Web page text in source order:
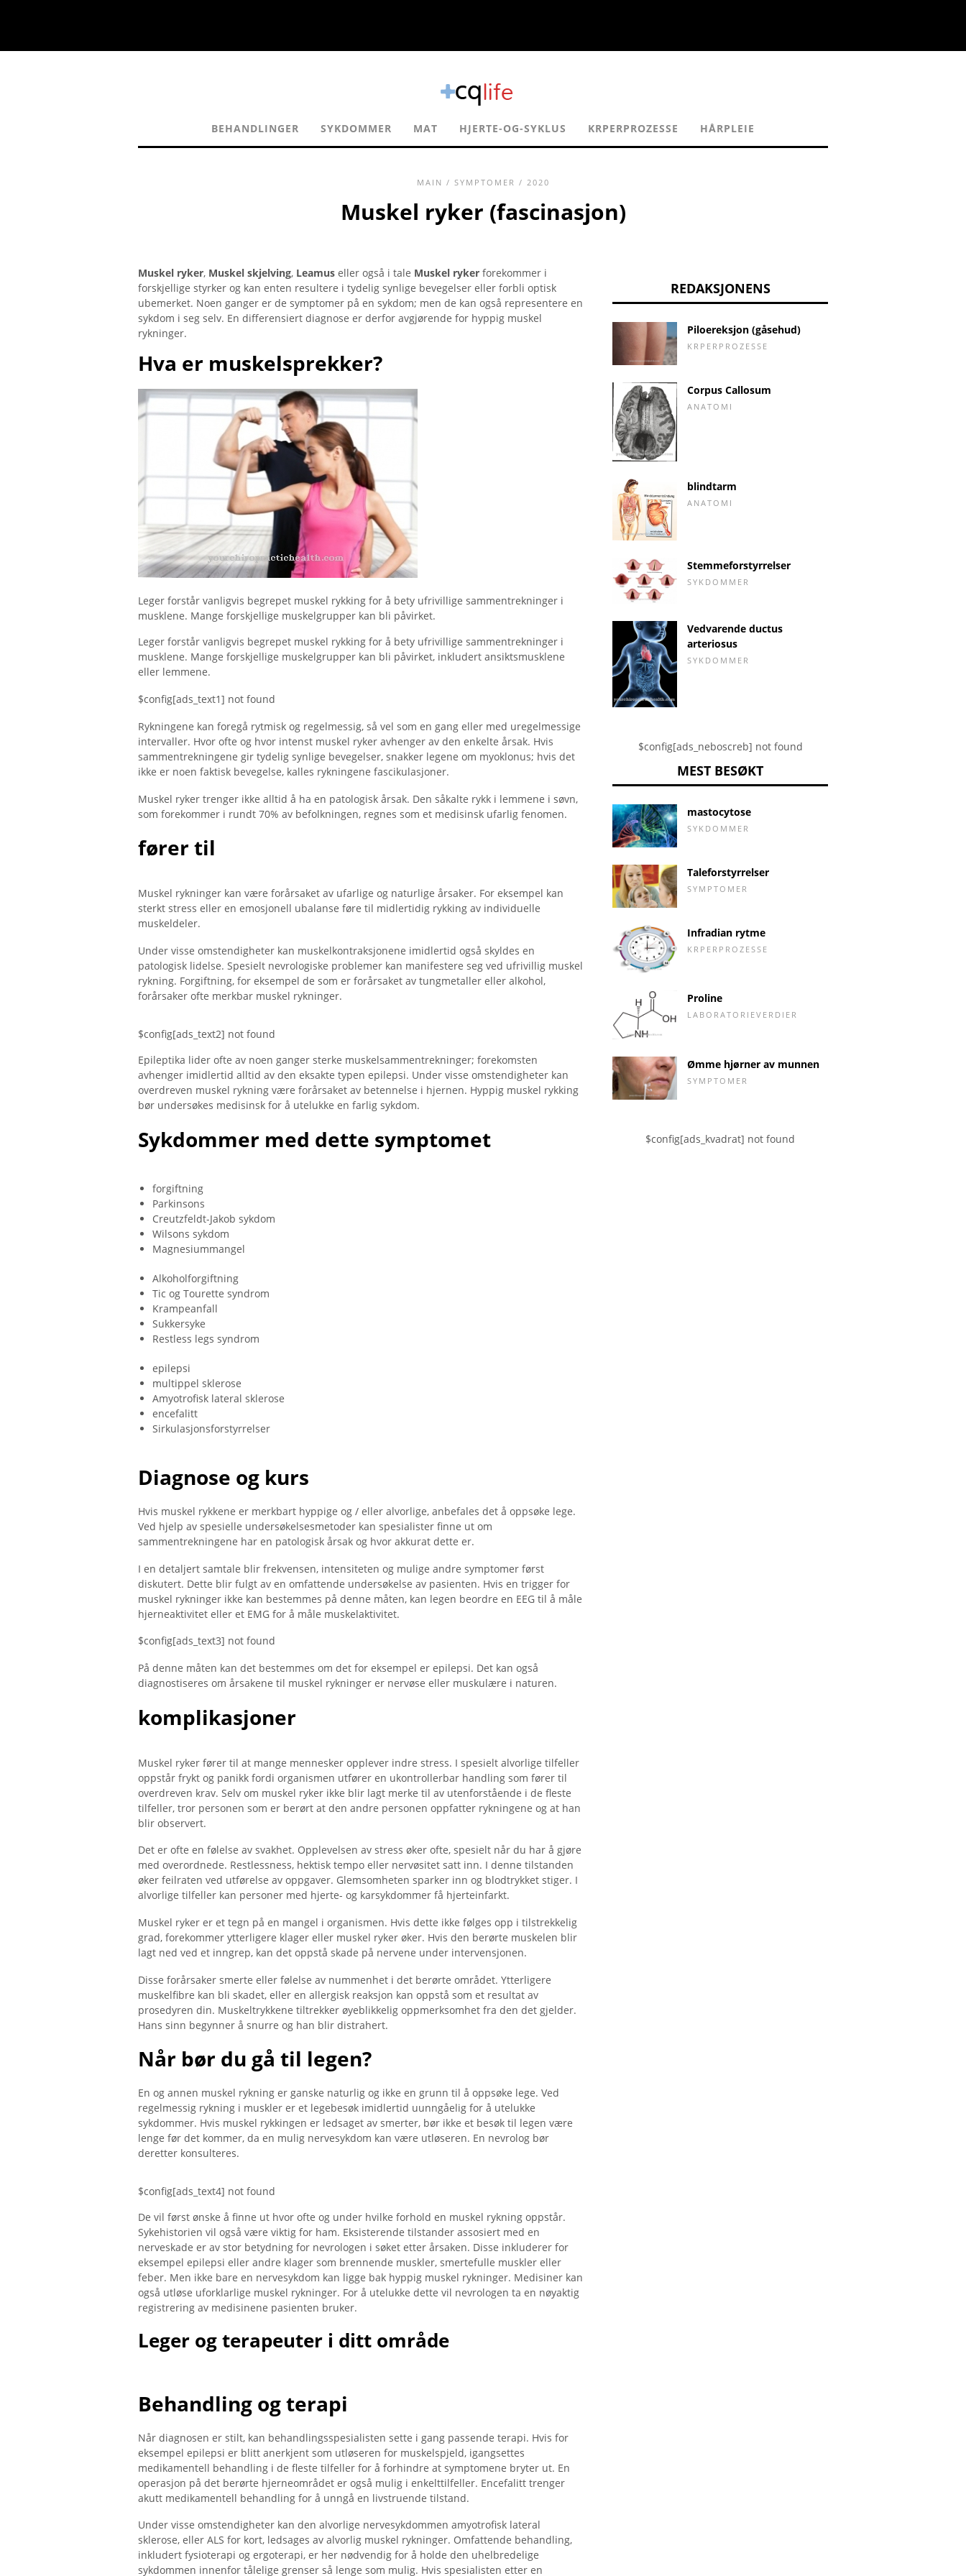
BEHANDLINGER SYKDOMMER MAT HJERTE-OG-SYKLUS KRPERPROZESSE HÅRPLEIE
MAIN / SYMPTOMER / 2020
Muskel ryker (fascinasjon)
Muskel ryker, Muskel skjelving, Leamus eller også i tale Muskel ryker forekommer i
forskjellige styrker og kan enten resultere i tydelig synlige bevegelser eller forbli optisk
ubemerket. Noen ganger er de symptomer på en sykdom; men de kan også representere en
sykdom i seg selv. En differensiert diagnose er derfor avgjørende for hyppig muskel
rykninger.
Hva er muskelsprekker?
Leger forstår vanligvis begrepet muskel rykking for å bety ufrivillige sammentrekninger i
musklene. Mange forskjellige muskelgrupper kan bli påvirket.
Leger forstår vanligvis begrepet muskel rykking for å bety ufrivillige sammentrekninger i
musklene. Mange forskjellige muskelgrupper kan bli påvirket, inkludert ansiktsmusklene
eller lemmene.
$config[ads_text1] not found
Rykningene kan foregå rytmisk og regelmessig, så vel som en gang eller med uregelmessige
intervaller. Hvor ofte og hvor intenst muskel ryker avhenger av den enkelte årsak. Hvis
sammentrekningene gir tydelig synlige bevegelser, snakker legene om myoklonus; hvis det
ikke er noen faktisk bevegelse, kalles rykningene fascikulasjoner.
Muskel ryker trenger ikke alltid å ha en patologisk årsak. Den såkalte rykk i lemmene i søvn,
som forekommer i rundt 70% av befolkningen, regnes som et medisinsk ufarlig fenomen.
fører til
Muskel rykninger kan være forårsaket av ufarlige og naturlige årsaker. For eksempel kan
sterkt stress eller en emosjonell ubalanse føre til midlertidig rykking av individuelle
muskeldeler.
Under visse omstendigheter kan muskelkontraksjonene imidlertid også skyldes en
patologisk lidelse. Spesielt nevrologiske problemer kan manifestere seg ved ufrivillig muskel
rykning. Forgiftning, for eksempel de som er forårsaket av tungmetaller eller alkohol,
forårsaker ofte merkbar muskel rykninger.
$config[ads_text2] not found
Epileptika lider ofte av noen ganger sterke muskelsammentrekninger; forekomsten
avhenger imidlertid alltid av den eksakte typen epilepsi. Under visse omstendigheter kan
overdreven muskel rykning være forårsaket av betennelse i hjernen. Hyppig muskel rykking
bør undersøkes medisinsk for å utelukke en farlig sykdom.
Sykdommer med dette symptomet
forgiftning
Parkinsons
Creutzfeldt-Jakob sykdom
Wilsons sykdom
Magnesiummangel
Alkoholforgiftning
Tic og Tourette syndrom
Krampeanfall
Sukkersyke
Restless legs syndrom
epilepsi
multippel sklerose
Amyotrofisk lateral sklerose
encefalitt
Sirkulasjonsforstyrrelser
Diagnose og kurs
Hvis muskel rykkene er merkbart hyppige og / eller alvorlige, anbefales det å oppsøke lege.
Ved hjelp av spesielle undersøkelsesmetoder kan spesialister finne ut om
sammentrekningene har en patologisk årsak og hvor akkurat dette er.
I en detaljert samtale blir frekvensen, intensiteten og mulige andre symptomer først
diskutert. Dette blir fulgt av en omfattende undersøkelse av pasienten. Hvis en trigger for
muskel rykninger ikke kan bestemmes på denne måten, kan legen beordre en EEG til å måle
hjerneaktivitet eller et EMG for å måle muskelaktivitet.
$config[ads_text3] not found
På denne måten kan det bestemmes om det for eksempel er epilepsi. Det kan også
diagnostiseres om årsakene til muskel rykninger er nervøse eller muskulære i naturen.
komplikasjoner
Muskel ryker fører til at mange mennesker opplever indre stress. I spesielt alvorlige tilfeller
oppstår frykt og panikk fordi organismen utfører en ukontrollerbar handling som fører til
overdreven krav. Selv om muskel ryker ikke blir lagt merke til av utenforstående i de fleste
tilfeller, tror personen som er berørt at den andre personen oppfatter rykningene og at han
blir observert.
Det er ofte en følelse av svakhet. Opplevelsen av stress øker ofte, spesielt når du har å gjøre
med overordnede. Restlessness, hektisk tempo eller nervøsitet satt inn. I denne tilstanden
øker feilraten ved utførelse av oppgaver. Glemsomheten sparker inn og blodtrykket stiger. I
alvorlige tilfeller kan personer med hjerte- og karsykdommer få hjerteinfarkt.
Muskel ryker er et tegn på en mangel i organismen. Hvis dette ikke følges opp i tilstrekkelig
grad, forekommer ytterligere klager eller muskel ryker øker. Hvis den berørte muskelen blir
lagt ned ved et inngrep, kan det oppstå skade på nervene under intervensjonen.
Disse forårsaker smerte eller følelse av nummenhet i det berørte området. Ytterligere
muskelfibre kan bli skadet, eller en allergisk reaksjon kan oppstå som et resultat av
prosedyren din. Muskeltrykkene tiltrekker øyeblikkelig oppmerksomhet fra den det gjelder.
Hans sinn begynner å snurre og han blir distrahert.
Når bør du gå til legen?
En og annen muskel rykning er ganske naturlig og ikke en grunn til å oppsøke lege. Ved
regelmessig rykning i muskler er et legebesøk imidlertid uunngåelig for å utelukke
sykdommer. Hvis muskel rykkingen er ledsaget av smerter, bør ikke et besøk til legen være
lenge før det kommer, da en mulig nervesykdom kan være utløseren. En nevrolog bør
deretter konsulteres.
$config[ads_text4] not found
De vil først ønske å finne ut hvor ofte og under hvilke forhold en muskel rykning oppstår.
Sykehistorien vil også være viktig for ham. Eksisterende tilstander assosiert med en
nerveskade er av stor betydning for nevrologen i søket etter årsaken. Disse inkluderer for
eksempel epilepsi eller andre klager som brennende muskler, smertefulle muskler eller
feber. Men ikke bare en nervesykdom kan ligge bak hyppig muskel rykninger. Medisiner kan
også utløse uforklarlige muskel rykninger. For å utelukke dette vil nevrologen ta en nøyaktig
registrering av medisinene pasienten bruker.
Leger og terapeuter i ditt område
Behandling og terapi
Når diagnosen er stilt, kan behandlingsspesialisten sette i gang passende terapi. Hvis for
eksempel epilepsi er blitt anerkjent som utløseren for muskelspjeld, igangsettes
medikamentell behandling i de fleste tilfeller for å forhindre at symptomene bryter ut. En
operasjon på det berørte hjerneområdet er også mulig i enkelttilfeller. Encefalitt trenger
akutt medikamentell behandling for å unngå en livstruende tilstand.
Under visse omstendigheter kan den alvorlige nervesykdommen amyotrofisk lateral
sklerose, eller ALS for kort, ledsages av alvorlig muskel rykninger. Omfattende behandling,
inkludert fysioterapi og ergoterapi, er her nødvendig for å holde den uhelbredelige
sykdommen innenfor tålelige grenser så lenge som mulig. Hvis spesialisten etter en
REDAKSJONENS
Piloereksjon (gåsehud)
KRPERPROZESSE
Corpus Callosum
ANATOMI
blindtarm
ANATOMI
Stemmeforstyrrelser
SYKDOMMER
Vedvarende ductus
arteriosus
SYKDOMMER
$config[ads_neboscreb] not found
MEST BESØKT
mastocytose
SYKDOMMER
Taleforstyrrelser
SYMPTOMER
Infradian rytme
KRPERPROZESSE
Proline
LABORATORIEVERDIER
Ømme hjørner av munnen
SYMPTOMER
$config[ads_kvadrat] not found